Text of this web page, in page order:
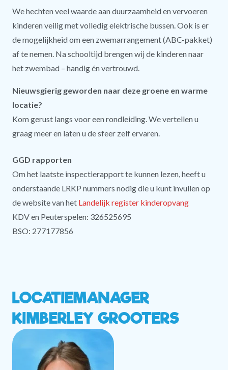
We hechten veel waarde aan duurzaamheid en vervoeren
kinderen veilig met volledig elektrische bussen. Ook is er
de mogelijkheid om een zwemarrangement (ABC-pakket)
af te nemen. Na schooltijd brengen wij de kinderen naar
het zwembad – handig én vertrouwd.
Nieuwsgierig geworden naar deze groene en warme
locatie?
Kom gerust langs voor een rondleiding. We vertellen u
graag meer en laten u de sfeer zelf ervaren.
GGD rapporten
Om het laatste inspectierapport te kunnen lezen, heeft u
onderstaande LRKP nummers nodig die u kunt invullen op
de website van het Landelijk register kinderopvang
KDV en Peuterspelen: 326525695
BSO: 277177856
LOCATIEMANAGER
KIMBERLEY GROOTERS